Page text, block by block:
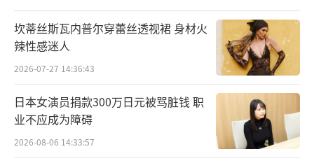
坎蒂丝斯瓦内普尔穿蕾丝透视裙 身材火
辣性感迷人
2026-07-27 14:36:43
日本女演员捐款300万日元被骂脏钱 职
业不应成为障碍
2026-08-06 14:33:57